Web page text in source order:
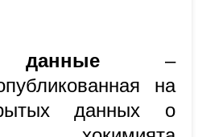
–
на
данных о